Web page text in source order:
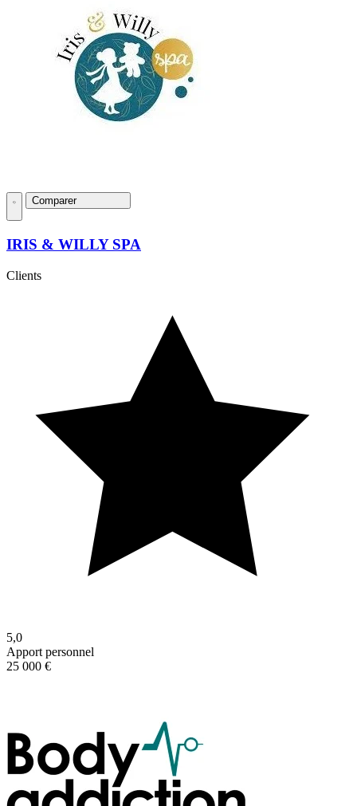
Comparer
IRIS & WILLY SPA
Clients
5,0
Apport personnel
25 000 €